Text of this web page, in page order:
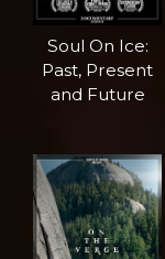
Soul On Ice:
Past, Present
and Future